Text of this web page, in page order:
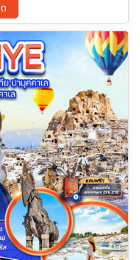
ลัดเลาะไปตามแกรนด์
องคัปปาโดเกีย – เมืองซาฟ
- เมืองอังการ่า – เมือง
Shop – จัตุรัสทักซิมส
ย่าน Balat Old Houses -
ชาติอิสตันบูล ประเทศตุรเคีย